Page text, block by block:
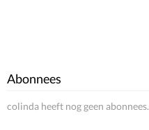
Abonnees
colinda heeft nog geen abonnees.